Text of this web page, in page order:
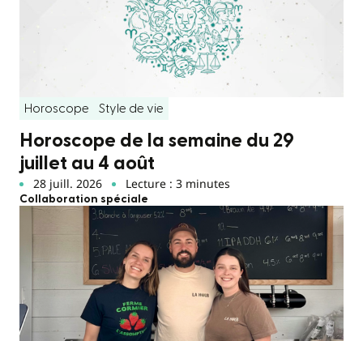
Horoscope Style de vie
Horoscope de la semaine du 29
juillet au 4 août
28 juill. 2026 Lecture : 3 minutes
Collaboration spéciale